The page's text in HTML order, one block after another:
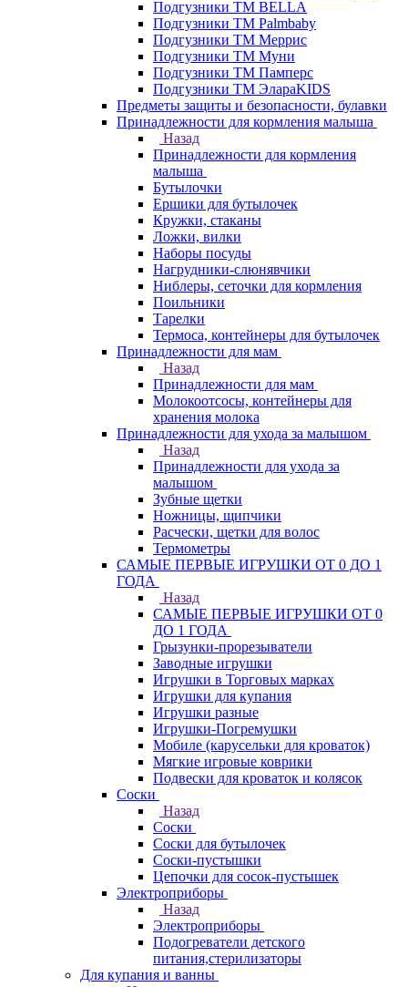
Подгузники ТМ BELLA
Подгузники ТМ Palmbaby
Подгузники ТМ Меррис
Подгузники ТМ Муни
Подгузники ТМ Памперс
Подгузники ТМ ЭлараKIDS
Предметы защиты и безопасности, булавки
Принадлежности для кормления малыша
Назад
Принадлежности для кормления
малыша
Бутылочки
Ершики для бутылочек
Кружки, стаканы
Ложки, вилки
Наборы посуды
Нагрудники-слюнявчики
Ниблеры, сеточки для кормления
Поильники
Тарелки
Термоса, контейнеры для бутылочек
Принадлежности для мам
Назад
Принадлежности для мам
Молокоотсосы, контейнеры для
хранения молока
Принадлежности для ухода за малышом
Назад
Принадлежности для ухода за
малышом
Зубные щетки
Ножницы, щипчики
Расчески, щетки для волос
Термометры
САМЫЕ ПЕРВЫЕ ИГРУШКИ ОТ 0 ДО 1
ГОДА
Назад
САМЫЕ ПЕРВЫЕ ИГРУШКИ ОТ 0
ДО 1 ГОДА
Грызунки-прорезыватели
Заводные игрушки
Игрушки в Торговых марках
Игрушки для купания
Игрушки разные
Игрушки-Погремушки
Мобиле (карусельки для кроваток)
Мягкие игровые коврики
Подвески для кроваток и колясок
Соски
Назад
Соски
Соски для бутылочек
Соски-пустышки
Цепочки для сосок-пустышек
Электроприборы
Назад
Электроприборы
Подогреватели детского
питания,стерилизаторы
Для купания и ванны